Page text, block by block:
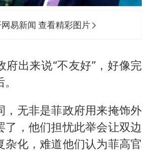
易新闻 查看精彩图片
府出来说“不友好”，好像完
，无非是菲政府用来掩饰外
了，他们担忧此举会让双边
杂化，难道他们认为菲高官